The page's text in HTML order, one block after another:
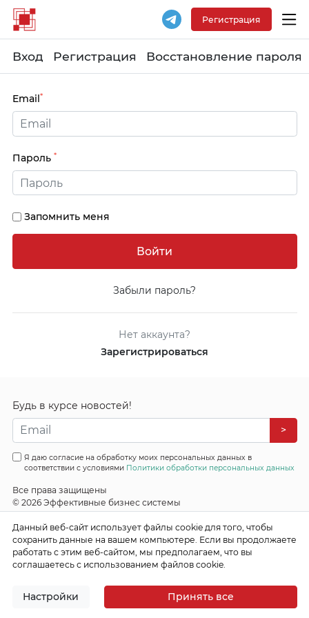
Регистрация
Вход Регистрация Восстановление пароля
Email*
Пароль *
Запомнить меня
Забыли пароль?
Нет аккаунта?
Зарегистрироваться
Будь в курсе новостей!
>
Я даю согласие на обработку моих персональных данных в
соответствии с условиями Политики обработки персональных данных
Все права защищены
© 2026 Эффективные бизнес системы
Данный веб-сайт использует файлы cookie для того, чтобы
сохранить данные на вашем компьютере. Если вы продолжаете
работать с этим веб-сайтом, мы предполагаем, что вы
соглашаетесь с использованием файлов cookie.
Настройки Принять все